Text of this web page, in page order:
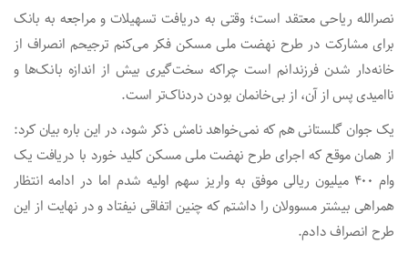
نصرالله ریاحی معتقد است؛ وقتی به دریافت تسهیلات و مراجعه به بانک
برای مشارکت در طرح نهضت ملی مسکن فکر می‌کنم ترجیحم انصراف از
خانه‌دار شدن فرزندانم است چراکه سخت‌گیری بیش از اندازه بانک‌ها و
ناامیدی پس از آن، از بی‌خانمان بودن دردناک‌تر است.
یک جوان گلستانی هم که نمی‌خواهد نامش ذکر شود، در این باره بیان کرد:
از همان موقع که اجرای طرح نهضت ملی مسکن کلید خورد با دریافت یک
وام ۴۰۰ میلیون ریالی موفق به واریز سهم اولیه شدم اما در ادامه انتظار
همراهی بیشتر مسوولان را داشتم که چنین اتفاقی نیفتاد و در نهایت از این
طرح انصراف دادم.